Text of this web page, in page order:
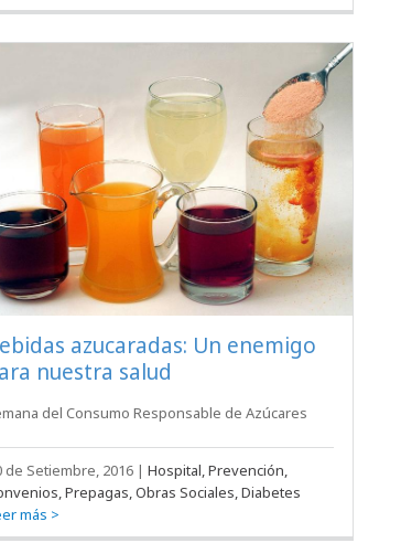
azucaradas: Un enemigo
nuestra salud
del Consumo Responsable de Azúcares
de Setiembre, 2016 |Hospital, Prevención,
Prepagas, Obras Sociales, Diabetes
más >